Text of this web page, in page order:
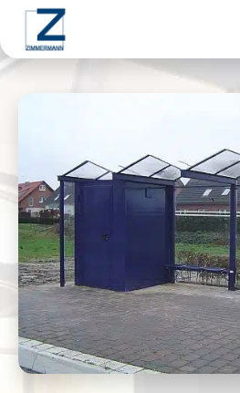
Zum Haupmenü
Zum Inhalt
Zum Footer